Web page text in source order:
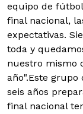
equipo de
final nacional,
expectativas.
toda y
nuestro mismo
año".Este grupo
seis años
final nacional